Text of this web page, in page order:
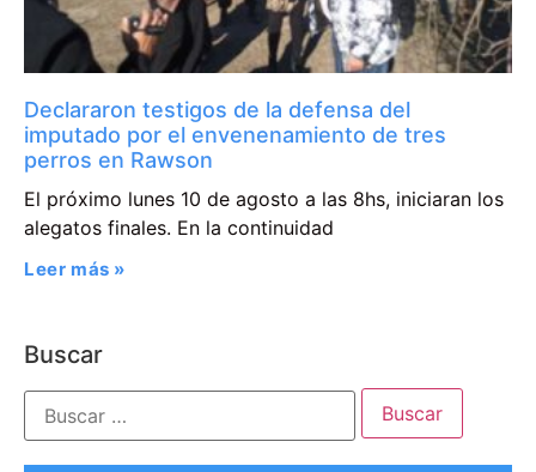
Declararon testigos de la defensa del
imputado por el envenenamiento de tres
perros en Rawson
El próximo lunes 10 de agosto a las 8hs, iniciaran los
alegatos finales. En la continuidad
Leer más »
Buscar